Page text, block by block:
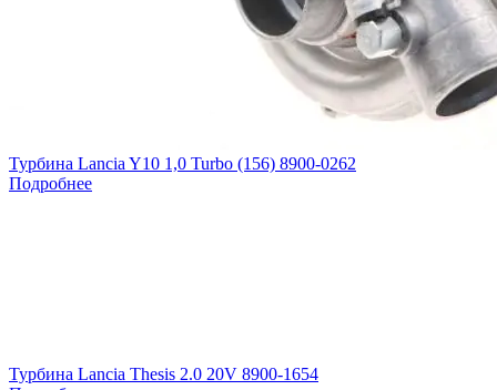
Турбина Lancia Y10 1,0 Turbo (156) 8900-0262
Подробнее
Турбина Lancia Thesis 2.0 20V 8900-1654